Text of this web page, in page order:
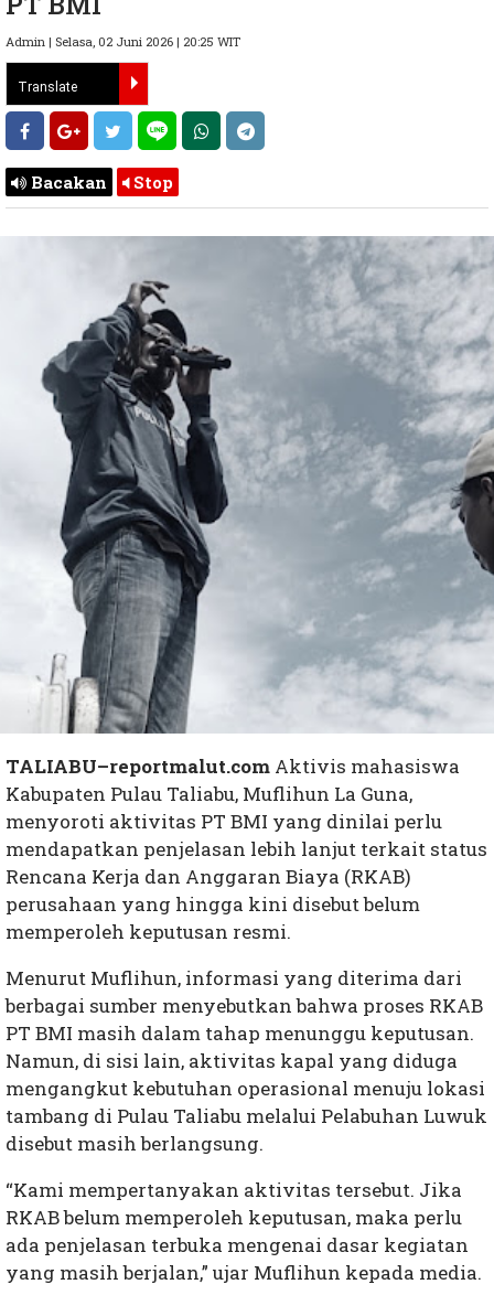
Admin | Selasa, 02 Juni 2026 | 20:25 WIT
Bacakan Stop
TALIABU–reportmalut.com Aktivis mahasiswa
Kabupaten Pulau Taliabu, Muflihun La Guna,
menyoroti aktivitas PT BMI yang dinilai perlu
mendapatkan penjelasan lebih lanjut terkait status
Rencana Kerja dan Anggaran Biaya (RKAB)
perusahaan yang hingga kini disebut belum
memperoleh keputusan resmi.
Menurut Muflihun, informasi yang diterima dari
berbagai sumber menyebutkan bahwa proses RKAB
PT BMI masih dalam tahap menunggu keputusan.
Namun, di sisi lain, aktivitas kapal yang diduga
mengangkut kebutuhan operasional menuju lokasi
tambang di Pulau Taliabu melalui Pelabuhan Luwuk
disebut masih berlangsung.
“Kami mempertanyakan aktivitas tersebut. Jika
RKAB belum memperoleh keputusan, maka perlu
ada penjelasan terbuka mengenai dasar kegiatan
yang masih berjalan,” ujar Muflihun kepada media.